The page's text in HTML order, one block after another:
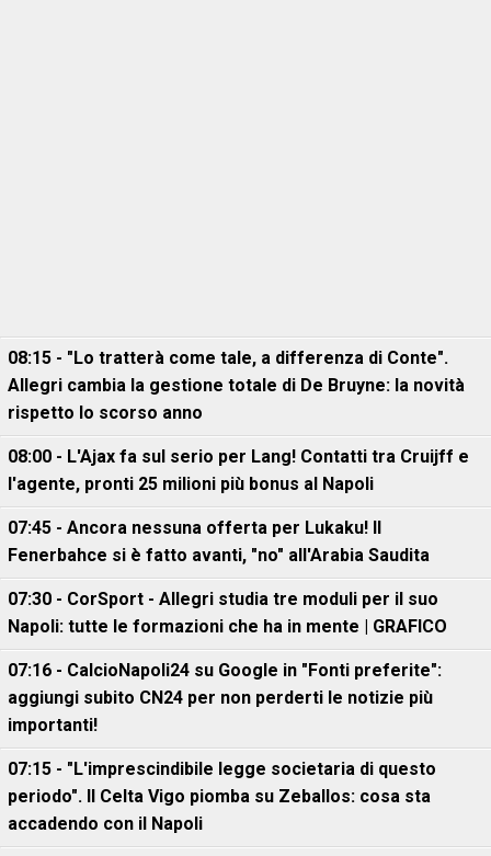
08:15 - "Lo tratterà come tale, a differenza di Conte".
Allegri cambia la gestione totale di De Bruyne: la novità
rispetto lo scorso anno
08:00 - L'Ajax fa sul serio per Lang! Contatti tra Cruijff e
l'agente, pronti 25 milioni più bonus al Napoli
07:45 - Ancora nessuna offerta per Lukaku! Il
Fenerbahce si è fatto avanti, "no" all'Arabia Saudita
07:30 - CorSport - Allegri studia tre moduli per il suo
Napoli: tutte le formazioni che ha in mente | GRAFICO
07:16 - CalcioNapoli24 su Google in "Fonti preferite":
aggiungi subito CN24 per non perderti le notizie più
importanti!
07:15 - "L'imprescindibile legge societaria di questo
periodo". Il Celta Vigo piomba su Zeballos: cosa sta
accadendo con il Napoli